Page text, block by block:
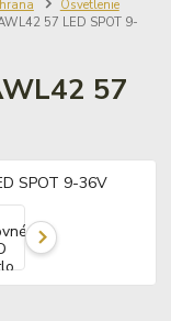
Osvetlenie
57 LED SPOT 9-
57